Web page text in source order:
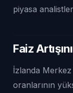
piyasa
Faiz
İzlanda Merkez
oranlarının